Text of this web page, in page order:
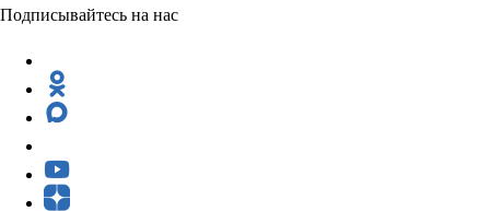
Подписывайтесь на нас